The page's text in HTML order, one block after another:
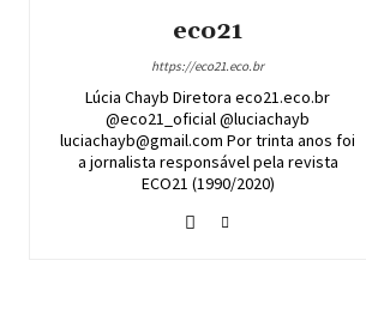
eco21
https://eco21.eco.br
Lúcia Chayb Diretora eco21.eco.br
@eco21_oficial @luciachayb
luciachayb@gmail.com Por trinta anos foi
a jornalista responsável pela revista
ECO21 (1990/2020)